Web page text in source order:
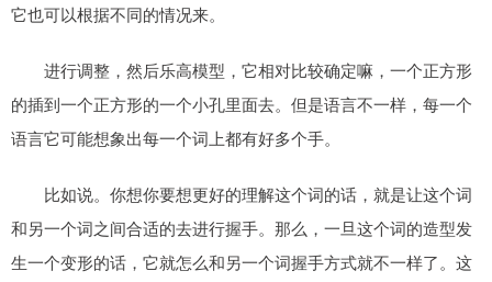
它也可以根据不同的情况来。
进行调整，然后乐高模型，它相对比较确定嘛，一个正方形
的插到一个正方形的一个小孔里面去。但是语言不一样，每一个
语言它可能想象出每一个词上都有好多个手。
比如说。你想你要想更好的理解这个词的话，就是让这个词
和另一个词之间合适的去进行握手。那么，一旦这个词的造型发
生一个变形的话，它就怎么和另一个词握手方式就不一样了。这